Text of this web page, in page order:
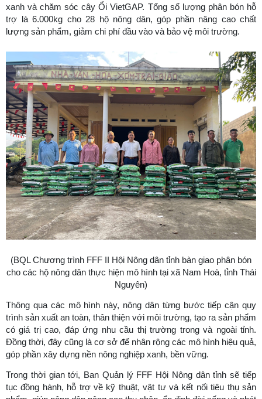
xanh và chăm sóc cây Ổi VietGAP. Tổng số lượng phân bón hỗ
trợ là 6.000kg cho 28 hộ nông dân, góp phần nâng cao chất
lượng sản phẩm, giảm chi phí đầu vào và bảo vệ môi trường.
(BQL Chương trình FFF II Hội Nông dân tỉnh bàn giao phân bón
cho các hộ nông dân thực hiện mô hình tại xã Nam Hoà, tỉnh Thái
Nguyên)
Thông qua các mô hình này, nông dân từng bước tiếp cận quy
trình sản xuất an toàn, thân thiện với môi trường, tạo ra sản phẩm
có giá trị cao, đáp ứng nhu cầu thị trường trong và ngoài tỉnh.
Đồng thời, đây cũng là cơ sở để nhân rộng các mô hình hiệu quả,
góp phần xây dựng nền nông nghiệp xanh, bền vững.
Trong thời gian tới, Ban Quản lý FFF Hội Nông dân tỉnh sẽ tiếp
tục đồng hành, hỗ trợ về kỹ thuật, vật tư và kết nối tiêu thụ sản